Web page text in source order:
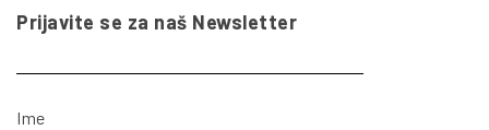
Prijavite se za naš Newsletter
Ime